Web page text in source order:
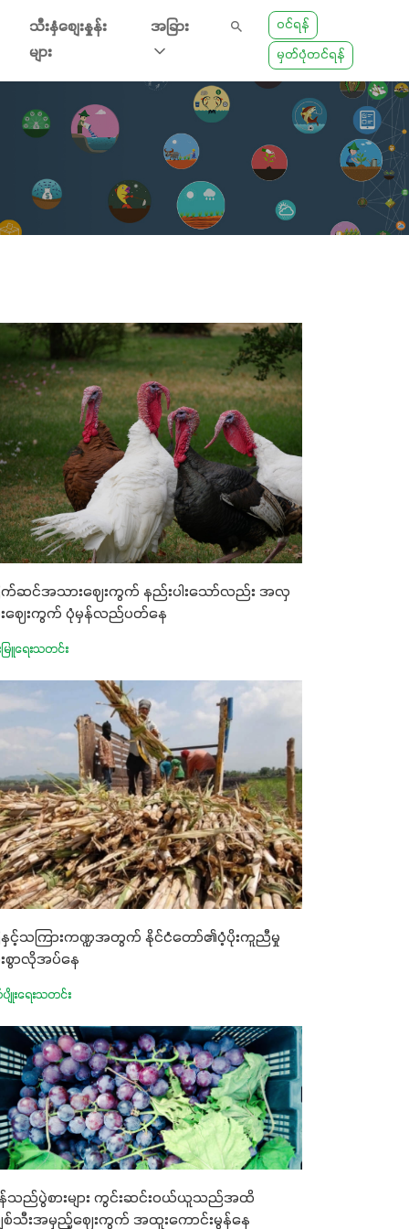
သီးနှံစျေးနှုန်း
များ
အခြား
ဝင်ရန်
မှတ်ပုံတင်ရန်
က်ဆင်အသားဈေးကွက် နည်းပါးသော်လည်း အလှ
းဈေးကွက် ပုံမှန်လည်ပတ်နေ
မြူရေးသတင်း
နှင့်သကြားကဏ္ဍအတွက် နိုင်ငံတော်၏ပံ့ပိုးကူညီမှု
းစွာလိုအပ်နေ
ျိုးရေးသတင်း
သည်ပွဲစားများ ကွင်းဆင်းဝယ်ယူသည်အထိ
စ်သီးအမှည့်ဈေးကွက် အထူးကောင်းမွန်နေ